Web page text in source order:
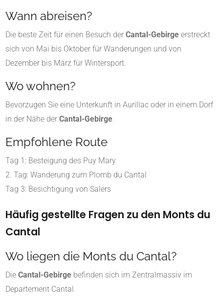
Wann abreisen?
Die beste Zeit für einen Besuch der Cantal-Gebirge erstreckt
sich von Mai bis Oktober für Wanderungen und von
Dezember bis März für Wintersport.
Wo wohnen?
Bevorzugen Sie eine Unterkunft in Aurillac oder in einem Dorf
in der Nähe der Cantal-Gebirge.
Empfohlene Route
Tag 1: Besteigung des Puy Mary
2. Tag: Wanderung zum Plomb du Cantal
Tag 3: Besichtigung von Salers
Häufig gestellte Fragen zu den Monts du
Cantal
Wo liegen die Monts du Cantal?
Die Cantal-Gebirge befinden sich im Zentralmassiv im
Departement Cantal.